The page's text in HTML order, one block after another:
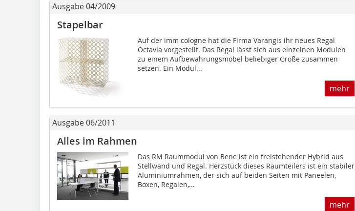
Ausgabe 04/2009
Stapelbar
Auf der imm cologne hat die Firma Varangis ihr neues Regal
Octavia vorgestellt. Das Regal lässt sich aus einzelnen Modulen
zu einem Aufbewahrungsmöbel beliebiger Größe zusammen
setzen. Ein Modul...
mehr
Ausgabe 06/2011
Alles im Rahmen
Das RM Raummodul von Bene ist ein freistehender Hybrid aus
Stellwand und Regal. Herzstück dieses Raumteilers ist ein stabiler
Aluminiumrahmen, der sich auf beiden Seiten mit Paneelen,
Boxen, Regalen,...
mehr